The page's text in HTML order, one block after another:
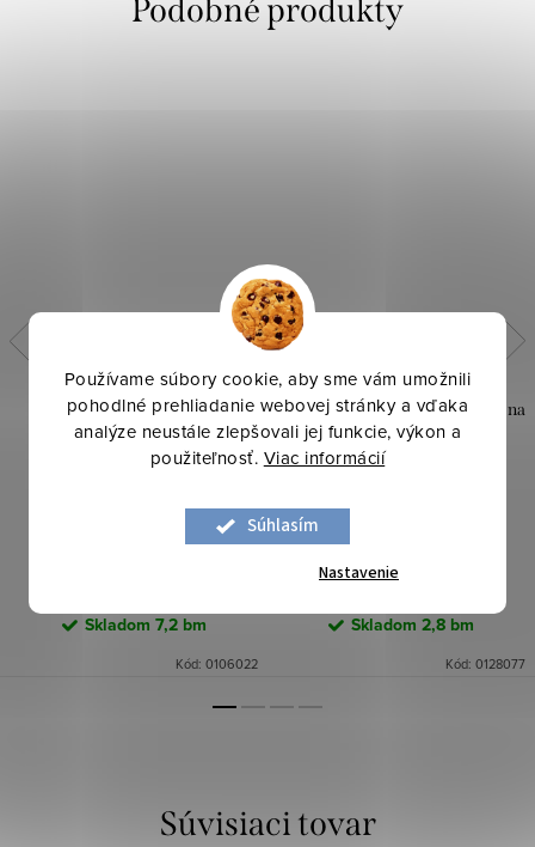
Používame súbory cookie, aby sme vám umožnili
pohodlné prehliadanie webovej stránky a vďaka
analýze neustále zlepšovali jej funkcie, výkon a
použiteľnosť. Viac informácií
Súhlasím
Nastavenie
Bavlna digital - Mickey s
licenciou
Skladom 7,2 bm
Kód: 0106022
Bavlna vzorovaná - Biela bodky na
čiernom 6mm
Skladom 2,8 bm
Kód: 0128077
Súvisiaci tovar